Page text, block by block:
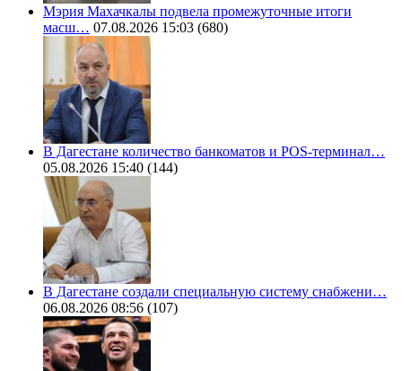
Мэрия Махачкалы подвела промежуточные итоги
масш… 07.08.2026 15:03 (680)
В Дагестане количество банкоматов и POS-терминал…
05.08.2026 15:40 (144)
В Дагестане создали специальную систему снабжени…
06.08.2026 08:56 (107)